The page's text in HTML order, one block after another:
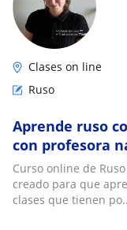
Clases on line
Ruso
Aprende ruso
con profesora
Curso online de
creado para que
clases que tienen